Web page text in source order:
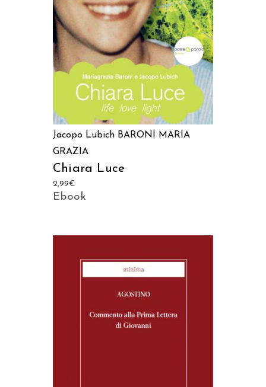
Jacopo Lubich BARONI MARIA
GRAZIA
Chiara Luce
2,99€
Ebook